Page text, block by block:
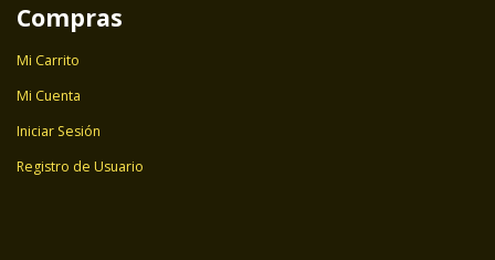
Compras
Mi Carrito
Mi Cuenta
Iniciar Sesión
Registro de Usuario